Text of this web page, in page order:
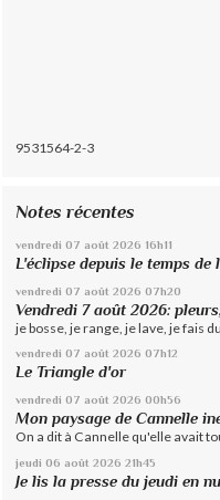
9531564-2-3
Notes récentes
vendredi 07 août 2026 16h11
L'éclipse depuis le temps de
vendredi 07 août 2026 07h20
Vendredi 7 août 2026:
je bosse, je range, je lave, je fais
vendredi 07 août 2026 07h12
Le Triangle d'or
vendredi 07 août 2026 00h56
Mon paysage de Cannelle
On a dit à Cannelle qu'elle avait
jeudi 06 août 2026 21h45
Je lis la presse du jeudi en